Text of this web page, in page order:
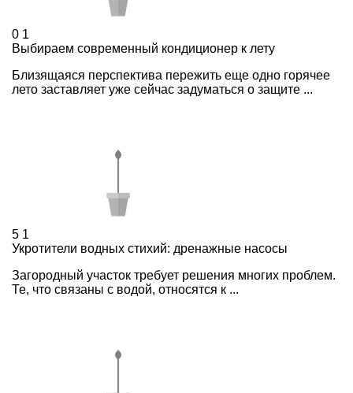
0 1
Выбираем современный кондиционер к лету
Близящаяся перспектива пережить еще одно горячее
лето заставляет уже сейчас задуматься о защите ...
5 1
Укротители водных стихий: дренажные насосы
Загородный участок требует решения многих проблем.
Те, что связаны с водой, относятся к ...